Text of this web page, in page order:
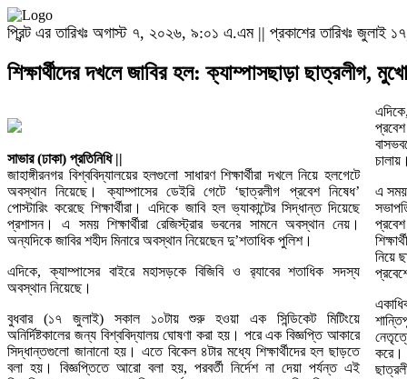
প্রিন্ট এর তারিখঃ অগাস্ট ৭, ২০২৬, ৯:০১ এ.এম || প্রকাশের তারিখঃ জুলাই
শিক্ষার্থীদের দখলে জাবির হল: ক্যাম্পাসছাড়া ছাত্রলীগ,
সাভার (ঢাকা) প্রতিনিধি ||
জাহাঙ্গীরনগর বিশ্ববিদ্যালয়ের হলগুলো সাধারণ শিক্ষার্থীরা দখলে নিয়ে হলগেটে
অবস্থান নিয়েছে। ক্যাম্পাসের ডেইরি গেটে ‘ছাত্রলীগ প্রবেশ নিষেধ’
পোস্টারিং করেছে শিক্ষার্থীরা। এদিকে জাবি হল ভ্যাকান্টের সিদ্ধান্ত দিয়েছে
প্রশাসন। এ সময় শিক্ষার্থীরা রেজিস্ট্রার ভবনের সামনে অবস্থান নেয়।
অন্যদিকে জাবির শহীদ মিনারে অবস্থান নিয়েছেন দু’শতাধিক পুলিশ।
এদিকে, ক্যাম্পাসের বাইরে মহাসড়কে বিজিবি ও র‌্যাবের শতাধিক সদস্য
অবস্থান নিয়েছে।
বুধবার (১৭ জুলাই) সকাল ১০টায় শুরু হওয়া এক সিন্ডিকেট মিটিংয়ে
অনির্দিষ্টকালের জন্য বিশ্ববিদ্যালয় ঘোষণা করা হয়। পরে এক বিজ্ঞপ্তি আকারে
সিদ্ধান্তগুলো জানানো হয়। এতে বিকেল ৪টার মধ্যে শিক্ষার্থীদের হল ছাড়তে
বলা হয়। বিজ্ঞপ্তিতে আরো বলা হয়, পরবর্তী নির্দেশ না দেয়া পর্যন্ত এই
এ সময়
নিয়ে
করে।